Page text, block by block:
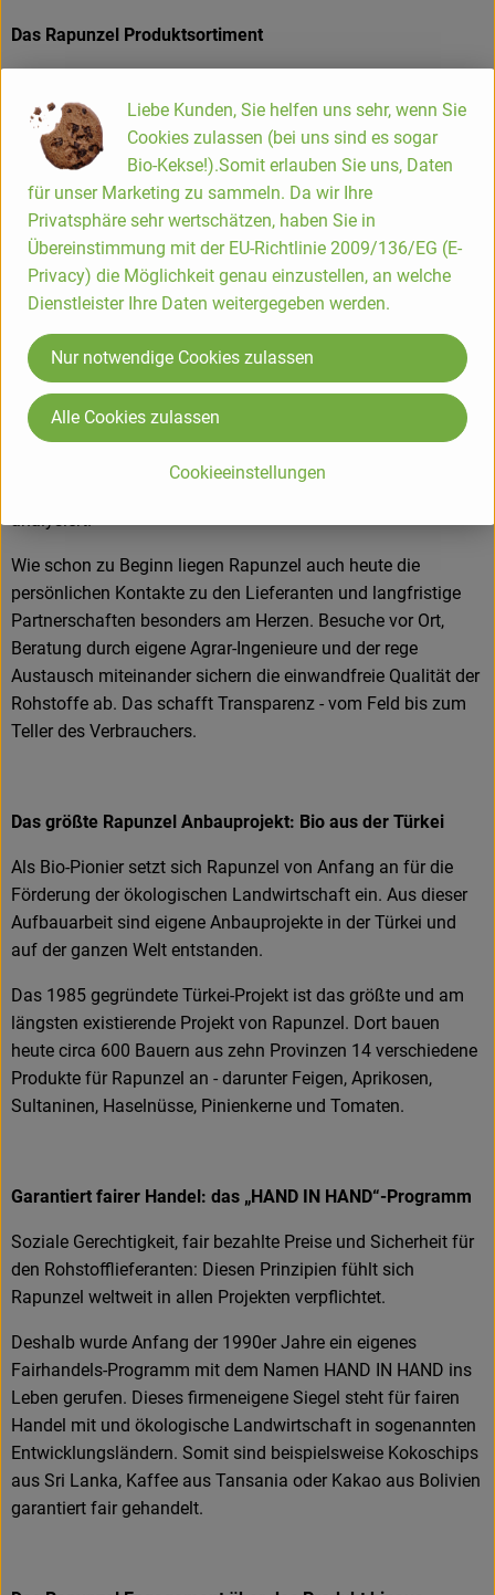
Das Rapunzel Produktsortiment
Trockenfrüchte und Müsli. Inzwischen umfasst das
Sortiment ca. 550 Produkte. Zusätzlich zählen heute
Erzeugnisse wie Teigwaren, Speiseöle, Schokoladen und
Kaffee zum Kernsortiment. Die Hälfte dieser Produkte wird in
Legau im Allgäu hergestellt oder verarbeitet.
Produkte in bester Bio-Qualität
Produktqualität steht bei Rapunzel an erster Stelle. Das
Qualitätssicherungs-Team nimmt daher eine
Schlüsselposition im Unternehmen ein. Die Kontrollen der
Rohstoffe beginnen bereits auf dem Feld. Bei Wareneingang
werden alle Rohstoffe und Produkte beprobt. Zusätzlich
analysiert.
Wie schon zu Beginn liegen Rapunzel auch heute die
persönlichen Kontakte zu den Lieferanten und langfristige
Partnerschaften besonders am Herzen. Besuche vor Ort,
Beratung durch eigene Agrar-Ingenieure und der rege
Austausch miteinander sichern die einwandfreie Qualität der
Rohstoffe ab. Das schafft Transparenz - vom Feld bis zum
Teller des Verbrauchers.
Das größte Rapunzel Anbauprojekt: Bio aus der Türkei
Als Bio-Pionier setzt sich Rapunzel von Anfang an für die
Förderung der ökologischen Landwirtschaft ein. Aus dieser
Aufbauarbeit sind eigene Anbauprojekte in der Türkei und
auf der ganzen Welt entstanden.
Das 1985 gegründete Türkei-Projekt ist das größte und am
längsten existierende Projekt von Rapunzel. Dort bauen
heute circa 600 Bauern aus zehn Provinzen 14 verschiedene
Produkte für Rapunzel an - darunter Feigen, Aprikosen,
Sultaninen, Haselnüsse, Pinienkerne und Tomaten.
Garantiert fairer Handel: das „HAND IN HAND“-Programm
Soziale Gerechtigkeit, fair bezahlte Preise und Sicherheit für
den Rohstofflieferanten: Diesen Prinzipien fühlt sich
Rapunzel weltweit in allen Projekten verpflichtet.
Deshalb wurde Anfang der 1990er Jahre ein eigenes
Fairhandels-Programm mit dem Namen HAND IN HAND ins
Leben gerufen. Dieses firmeneigene Siegel steht für fairen
Handel mit und ökologische Landwirtschaft in sogenannten
Entwicklungsländern. Somit sind beispielsweise Kokoschips
aus Sri Lanka, Kaffee aus Tansania oder Kakao aus Bolivien
garantiert fair gehandelt.
Liebe Kunden, Sie helfen uns sehr, wenn Sie
Cookies zulassen (bei uns sind es sogar
Bio-Kekse!).Somit erlauben Sie uns, Daten
für unser Marketing zu sammeln. Da wir Ihre
Privatsphäre sehr wertschätzen, haben Sie in
Übereinstimmung mit der EU-Richtlinie 2009/136/EG (E-
Privacy) die Möglichkeit genau einzustellen, an welche
Dienstleister Ihre Daten weitergegeben werden.
Cookieeinstellungen
Nur notwendige Cookies zulassen
Alle Cookies zulassen